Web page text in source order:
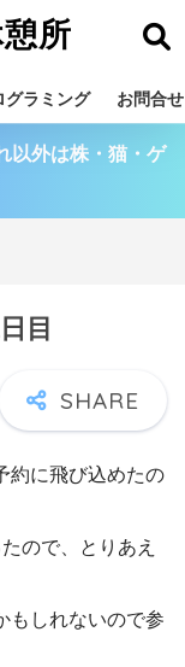
所
グラミング お問合せ
以外は株・猫・ゲ
目
約に飛び込めたの
ので、とりあえ
もしれないので参